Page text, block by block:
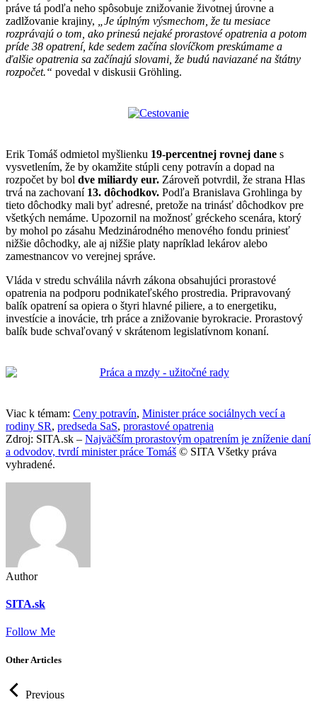
práve tá podľa neho spôsobuje znižovanie životnej úrovne a
zadlžovanie krajiny,
„Je úplným výsmechom, že tu mesiace
rozprávajú o tom, ako prinesú nejaké prorastové opatrenia a potom
príde 38 opatrení, kde sedem začína slovíčkom preskúmame a
ďalšie opatrenia sa začínajú slovami, že budú naviazané na štátny
rozpočet.“ povedal v diskusii Gröhling.
Erik Tomáš odmietol myšlienku 19-percentnej rovnej dane s
vysvetlením, že by okamžite stúpli ceny potravín a dopad na
rozpočet by bol dve miliardy eur. Zároveň potvrdil, že strana Hlas
trvá na zachovaní 13. dôchodkov. Podľa Branislava Grohlinga by
tieto dôchodky mali byť adresné, pretože na trinásť dôchodkov pre
všetkých nemáme. Upozornil na možnosť gréckeho scenára, ktorý
by mohol po zásahu Medzinárodného menového fondu priniesť
nižšie dôchodky, ale aj nižšie platy napríklad lekárov alebo
zamestnancov vo verejnej správe.
Vláda v stredu schválila návrh zákona obsahujúci prorastové
opatrenia na podporu podnikateľského prostredia. Pripravovaný
balík opatrení sa opiera o štyri hlavné piliere, a to energetiku,
investície a inovácie, trh práce a znižovanie byrokracie. Prorastový
balík bude schvaľovaný v skrátenom legislatívnom konaní.
Viac k témam: Ceny potravín, Minister práce sociálnych vecí a
rodiny SR, predseda SaS, prorastové opatrenia
Zdroj: SITA.sk – Najväčším prorastovým opatrením je zníženie daní
a odvodov, tvrdí minister práce Tomáš © SITA Všetky práva
vyhradené.
Author
SITA.sk
Follow Me
Other Articles
Previous